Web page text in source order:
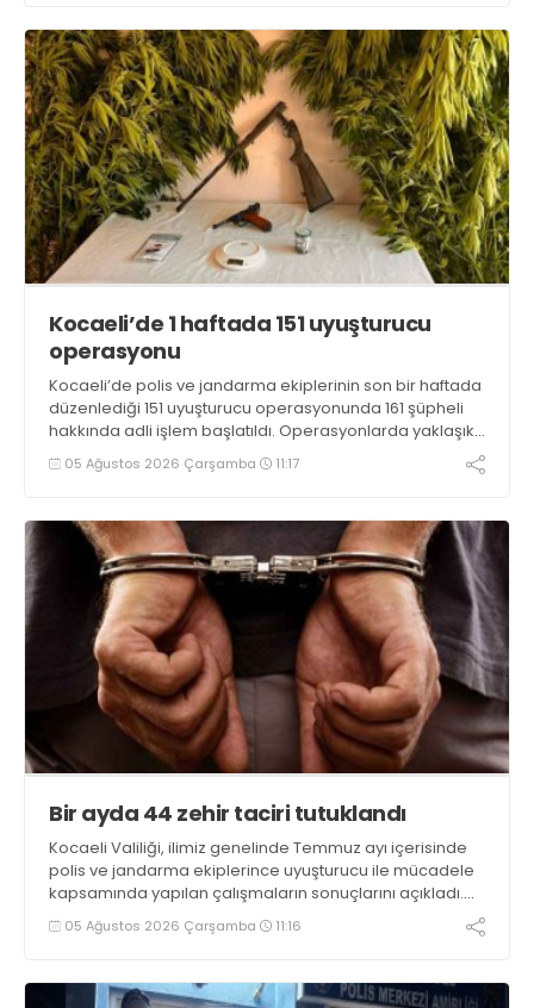
Kocaeli’de 1 haftada 151 uyuşturucu
operasyonu
Kocaeli’de polis ve jandarma ekiplerinin son bir haftada
düzenlediği 151 uyuşturucu operasyonunda 161 şüpheli
hakkında adli işlem başlatıldı. Operasyonlarda yaklaşık
2 kilogram uyuşturucu madde ile 121 kök kenevir bitkisi
ele geçirilirken, 9 şüpheli tutuklandı
05 Ağustos 2026 Çarşamba 11:17
Bir ayda 44 zehir taciri tutuklandı
Kocaeli Valiliği, ilimiz genelinde Temmuz ayı içerisinde
polis ve jandarma ekiplerince uyuşturucu ile mücadele
kapsamında yapılan çalışmaların sonuçlarını açıkladı.
Çalışmalar sonucunda uyuşturucu ve uyarıcı madde
kullanan, ticaretini ve sevkiyatını yapan 44 şahıs
05 Ağustos 2026 Çarşamba 11:16